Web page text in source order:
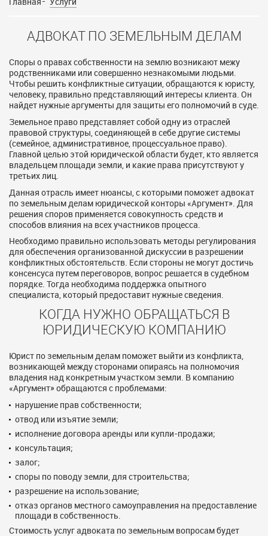
АДВОКАТ ПО ЗЕМЕЛЬНЫМ ДЕЛАМ
Споры о правах собственности на землю возникают межу
родственниками или совершенно незнакомыми людьми.
Чтобы решить конфликтные ситуации, обращаются к юристу,
человеку, правильно представляющий интересы клиента. Он
найдет нужные аргументы для защиты его полномочий в суде.
Земельное право представляет собой одну из отраслей
правовой структуры, соединяющей в себе другие системы
(семейное, административное, процессуальное право).
Главной целью этой юридической области будет, кто является
владельцем площади земли, и какие права присутствуют у
третьих лиц.
Данная отрасль имеет нюансы, с которыми поможет адвокат
по земельным делам юридической конторы «Аргумент». Для
решения споров применяется совокупность средств и
способов влияния на всех участников процесса.
Необходимо правильно использовать методы регулирования
для обеспечения организованной дискуссии в разрешении
конфликтных обстоятельств. Если стороны не могут достичь
консенсуса путем переговоров, вопрос решается в судебном
порядке. Тогда необходима поддержка опытного
специалиста, который предоставит нужные сведения.
КОГДА НУЖНО ОБРАЩАТЬСЯ В
ЮРИДИЧЕСКУЮ КОМПАНИЮ
Юрист по земельным делам поможет выйти из конфликта,
возникающей между сторонами опираясь на полномочия
владения над конкретным участком земли. В компанию
«Аргумент» обращаются с проблемами:
нарушение прав собственности;
отвод или изъятие земли;
исполнение договора аренды или купли-продажи;
консультация;
залог;
споры по поводу земли, для строительства;
разрешение на использование;
отказ органов местного самоуправления на предоставление
площади в собственность.
Стоимость услуг адвоката по земельным вопросам будет